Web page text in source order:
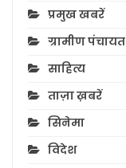
प्रमुख खबरें
ग्रामीण पंचायत
साहित्य
ताज़ा ख़बरें
सिनेमा
विदेश